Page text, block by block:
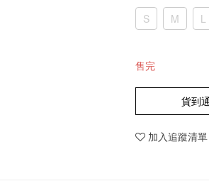
S
M L
售完
貨到
加入追蹤清單